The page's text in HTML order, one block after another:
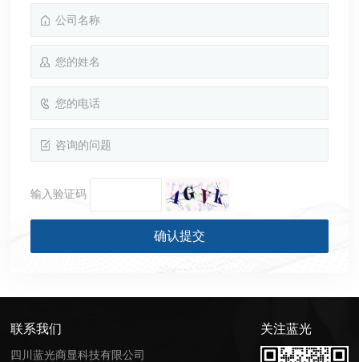
输入验证码
联系我们
四川蓝光商显科技有限公司
关注蓝光